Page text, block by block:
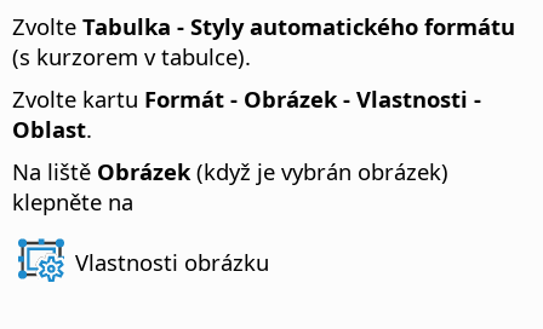
Zvolte Tabulka - Styly automatického formátu
(s kurzorem v tabulce).
Zvolte kartu Formát - Obrázek - Vlastnosti -
Oblast.
Na liště Obrázek (když je vybrán obrázek)
klepněte na
Vlastnosti obrázku